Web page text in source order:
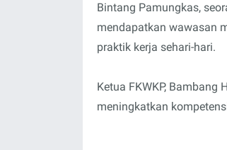
Bintang Pamungkas,
mendapatkan wawasan
praktik kerja sehari-hari.
Ketua FKWKP,
meningkatkan